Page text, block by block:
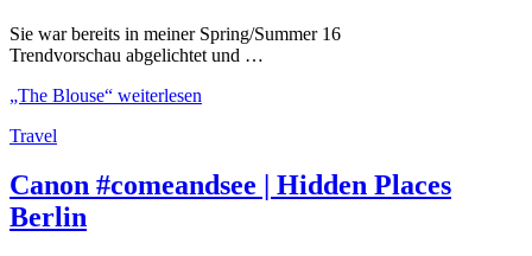
Sie war bereits in meiner Spring/Summer 16
Trendvorschau abgelichtet und …
„The Blouse“ weiterlesen
Travel
Canon #comeandsee | Hidden Places
Berlin